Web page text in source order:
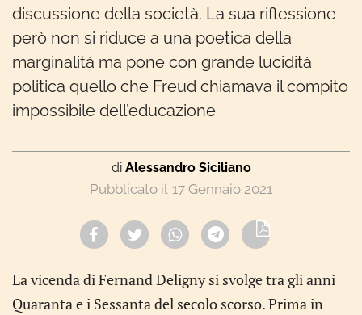
discussione della società. La sua riflessione
però non si riduce a una poetica della
marginalità ma pone con grande lucidità
politica quello che Freud chiamava il compito
impossibile dell’educazione
di Alessandro Siciliano
17 Gennaio 2021
La vicenda di Fernand Deligny si svolge tra gli anni
Quaranta e i Sessanta del secolo scorso. Prima in